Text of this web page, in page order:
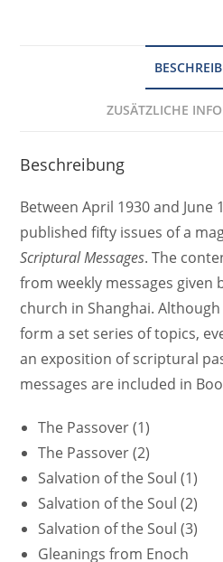
ZUSÄTZLICHE
Beschreibung
Between April 1930 and June
published fifty issues of a
Scriptural Messages. The
from weekly messages given
church in Shanghai.
form a set series of topics,
an exposition of scriptural
messages are included in
The Passover (1)
The Passover (2)
Salvation of the Soul (1)
Salvation of the Soul (2)
Salvation of the Soul (3)
Gleanings from Enoch